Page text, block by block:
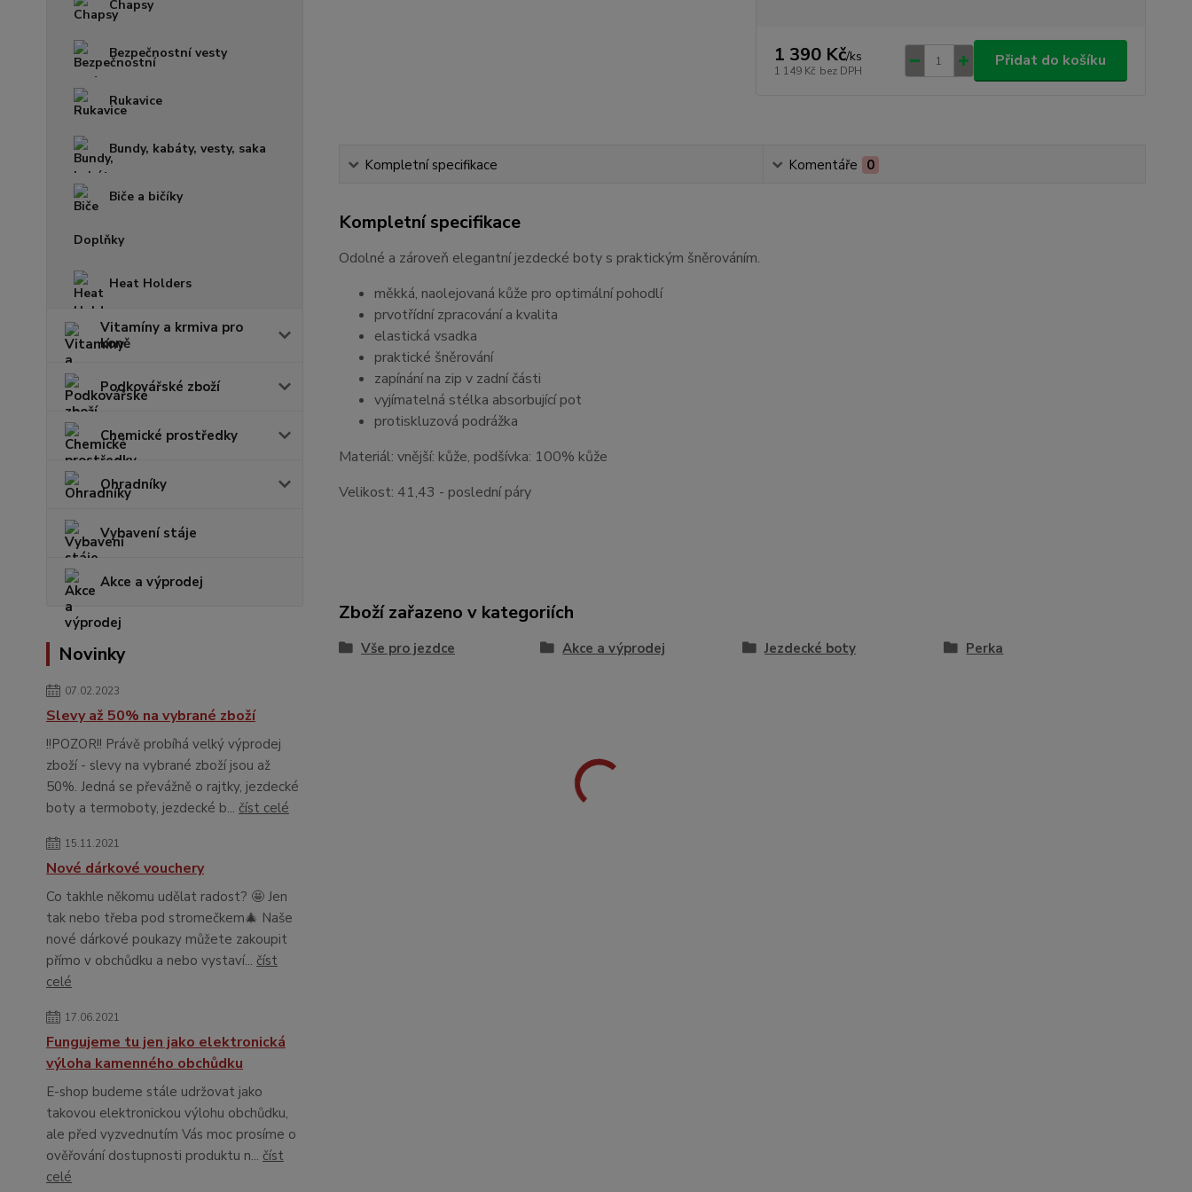
Chapsy
Bezpečnostní vesty
Rukavice
Bundy, kabáty, vesty, saka
Biče a bičíky
Doplňky
Heat Holders
Vitamíny a krmiva pro
koně
Podkovářské zboží
Chemické prostředky
Ohradníky
Vybavení stáje
Akce a výprodej
Novinky
07.02.2023
Slevy až 50% na vybrané zboží
!!POZOR!! Právě probíhá velký výprodej
zboží - slevy na vybrané zboží jsou až
50%. Jedná se převážně o rajtky, jezdecké
boty a termoboty, jezdecké b... číst celé
15.11.2021
Nové dárkové vouchery
Co takhle někomu udělat radost? 🤩 Jen
tak nebo třeba pod stromečkem🎄 Naše
nové dárkové poukazy můžete zakoupit
přímo v obchůdku a nebo vystaví... číst
celé
17.06.2021
Fungujeme tu jen jako elektronická
výloha kamenného obchůdku
E-shop budeme stále udržovat jako
takovou elektronickou výlohu obchůdku,
ale před vyzvednutím Vás moc prosíme o
ověřování dostupnosti produktu n... číst
celé
1 390 Kč/ks
1 149 Kč bez DPH
Přidat do košíku
Kompletní specifikace Komentáře 0
Kompletní specifikace
Odolné a zároveň elegantní jezdecké boty s praktickým šněrováním.
měkká, naolejovaná kůže pro optimální pohodlí
prvotřídní zpracování a kvalita
elastická vsadka
praktické šněrování
zapínání na zip v zadní části
vyjímatelná stélka absorbující pot
protiskluzová podrážka
Materiál: vnější: kůže, podšívka: 100% kůže
Velikost: 41,43 - poslední páry
Zboží zařazeno v kategoriích
Vše pro jezdce Akce a výprodej Jezdecké boty Perka